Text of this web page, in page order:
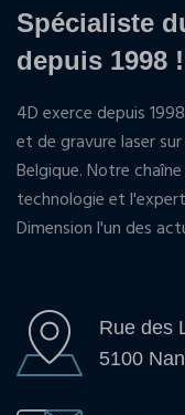
Spécialiste
depuis 1998 !
4D exerce depuis
et de gravure laser
Belgique. Notre
technologie et
Dimension l'un des
Rue des
5100